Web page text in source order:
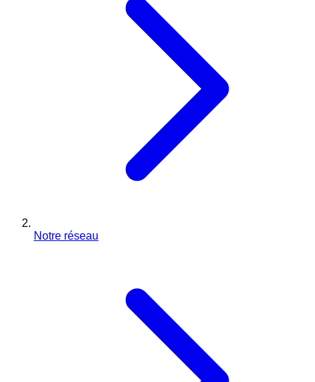
Notre réseau